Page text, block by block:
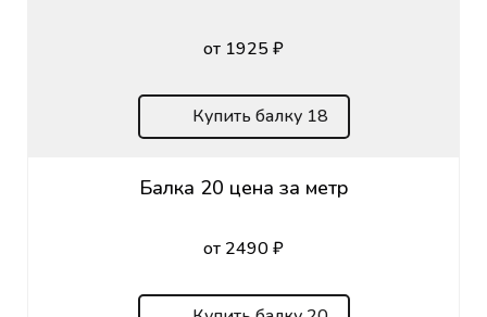
от 1925 ₽
Купить балку 18
Балка 20 цена за метр
от 2490 ₽